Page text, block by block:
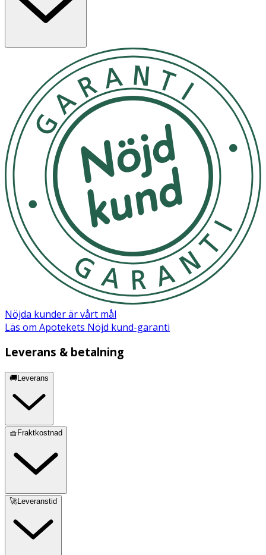
Nöjda kunder är vårt mål
Läs om Apotekets Nöjd kund-garanti
Leverans & betalning
🚚Leverans
🧺Fraktkostnad
🚀Leveranstid